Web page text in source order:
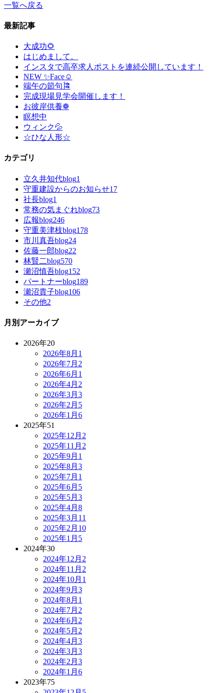
一覧へ戻る
最新記事
大成功🌻
はじめまして。
インスタで高卒求人ポストを連続公開しています！
NEW ✨Face☺
端午の節句🎏
完成現場見学会開催します！
お彼岸供養❁
瞑想中
ウィンク💦
☆ひな人形☆
カテゴリ
立久井知代blog1
守重建設からのお知らせ17
社長blog1
常務の気まぐれblog73
広報blog246
守重美津枝blog178
市川真吾blog24
佐藤一郎blog22
林賢二blog570
瀬沼慎吾blog152
パートナーblog189
瀬沼貴子blog106
その他2
月別アーカイブ
2026年20
2026年8月 1
2026年7月 2
2026年6月 1
2026年4月 2
2026年3月 3
2026年2月 5
2026年1月 6
2025年51
2025年12月 2
2025年11月 2
2025年9月 1
2025年8月 3
2025年7月 1
2025年6月 5
2025年5月 3
2025年4月 8
2025年3月 11
2025年2月 10
2025年1月 5
2024年30
2024年12月 2
2024年11月 2
2024年10月 1
2024年9月 3
2024年8月 1
2024年7月 2
2024年6月 2
2024年5月 2
2024年4月 3
2024年3月 3
2024年2月 3
2024年1月 6
2023年75